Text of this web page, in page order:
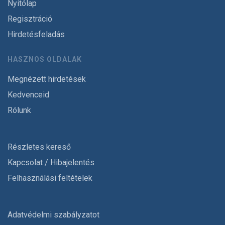
Nyitólap
Regisztráció
Hirdetésfeladás
HASZNOS OLDALAK
Megnézett hirdetések
Kedvenceid
Rólunk
Részletes kereső
Kapcsolat / Hibajelentés
Felhasználási feltételek
Adatvédelmi szabályzatot